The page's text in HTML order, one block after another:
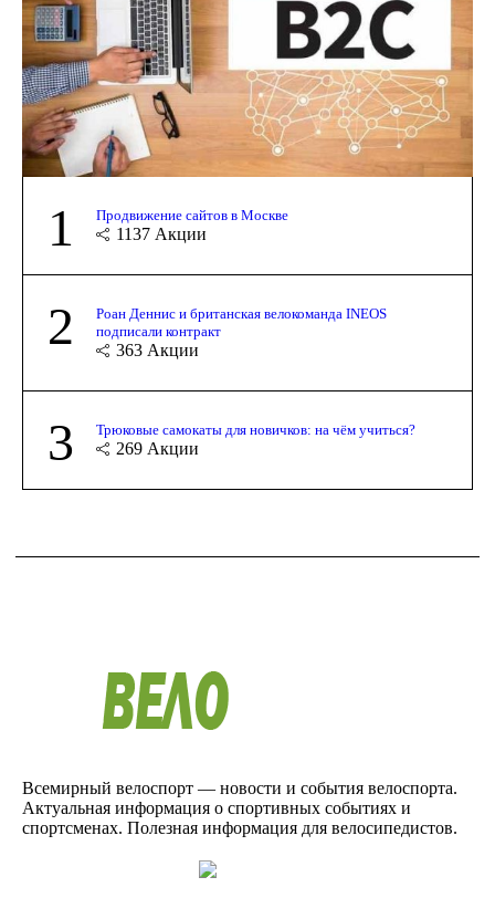
1 Продвижение сайтов в Москве
1137 Акции
2
Роан Деннис и британская велокоманда INEOS
подписали контракт
363 Акции
3 Трюковые самокаты для новичков: на чём учиться?
269 Акции
Всемирный велоспорт — новости и события велоспорта.
Актуальная информация о спортивных событиях и
спортсменах. Полезная информация для велосипедистов.